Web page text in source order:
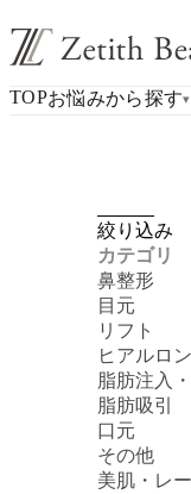
TOPお悩みから探す▾
絞り込み
カテゴリ
鼻整形
目元
リフト
ヒアルロ
脂肪注入
脂肪吸引
口元
その他
美肌・レ